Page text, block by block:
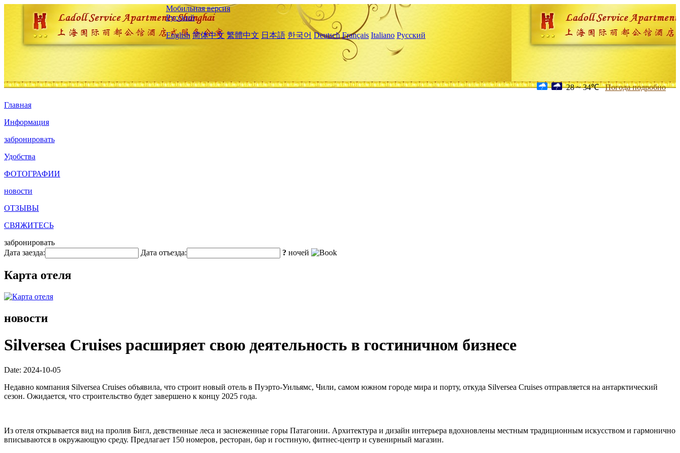
Мобильная версия
Русский
English 简体中文 繁體中文 日本語 한국어 Deutsch Français Italiano Русский
28 ~ 34℃ Погода подробно
Главная
Информация
забронировать
Удобства
ФОТОГРАФИИ
новости
ОТЗЫВЫ
СВЯЖИТЕСЬ
забронировать
Дата заезда:
Дата отъезда: ? ночей
Карта отеля
новости
Silversea Cruises расширяет свою деятельность в гостиничном бизнесе
Date: 2024-10-05
Недавно компания Silversea Cruises объявила, что строит новый отель в Пуэрто-Уильямс, Чили, самом южном городе мира и порту, откуда Silversea Cruises отправляется на антарктический
сезон. Ожидается, что строительство будет завершено к концу 2025 года.
Из отеля открывается вид на пролив Бигл, девственные леса и заснеженные горы Патагонии. Архитектура и дизайн интерьера вдохновлены местным традиционным искусством и гармонично
вписываются в окружающую среду. Предлагает 150 номеров, ресторан, бар и гостиную, фитнес-центр и сувенирный магазин.